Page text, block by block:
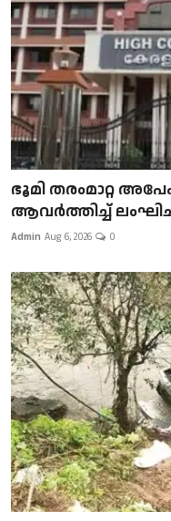
ഭൂമി തരംമാറ്റ
ആവർത്തിച്ച്
Admin Aug 6, 2026 0